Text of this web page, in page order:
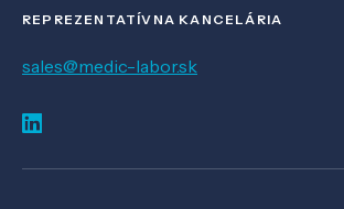
REPREZENTATÍVNA KANCELÁRIA
sales@medic-labor.sk